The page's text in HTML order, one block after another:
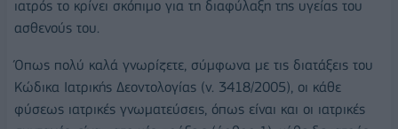
ιατρός το κρίνει σκόπιμο για τη διαφύλαξη της υγείας του
ασθενούς του.
Όπως πολύ καλά γνωρίζετε, σύμφωνα με τις διατάξεις του
Κώδικα Ιατρικής Δεοντολογίας (ν. 3418/2005), οι κάθε
φύσεως ιατρικές γνωματεύσεις, όπως είναι και οι ιατρικές